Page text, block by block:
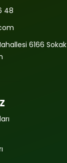
48
6166